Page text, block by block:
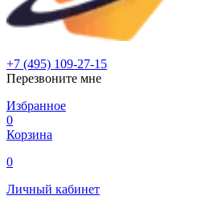
+7 (495) 109-27-15
Перезвоните мне
Избранное
0
Корзина
0
Личный кабинет